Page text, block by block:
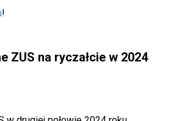
!
ZUS na ryczałcie w 2024